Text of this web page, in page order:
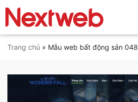
qua
nội
dung
Trang chủ » Mẫu web bất động sản 048